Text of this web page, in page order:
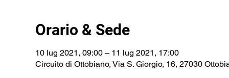
Orario & Sede
10 lug 2021, 09:00 – 11 lug 2021, 17:00
Circuito di Ottobiano, Via S. Giorgio, 16, 27030